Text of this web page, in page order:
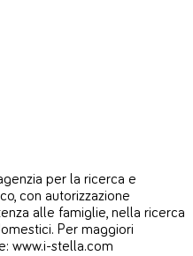
per la ricerca e
con autorizzazione
alle famiglie, nella ricerca
Per maggiori
www.i-stella.com